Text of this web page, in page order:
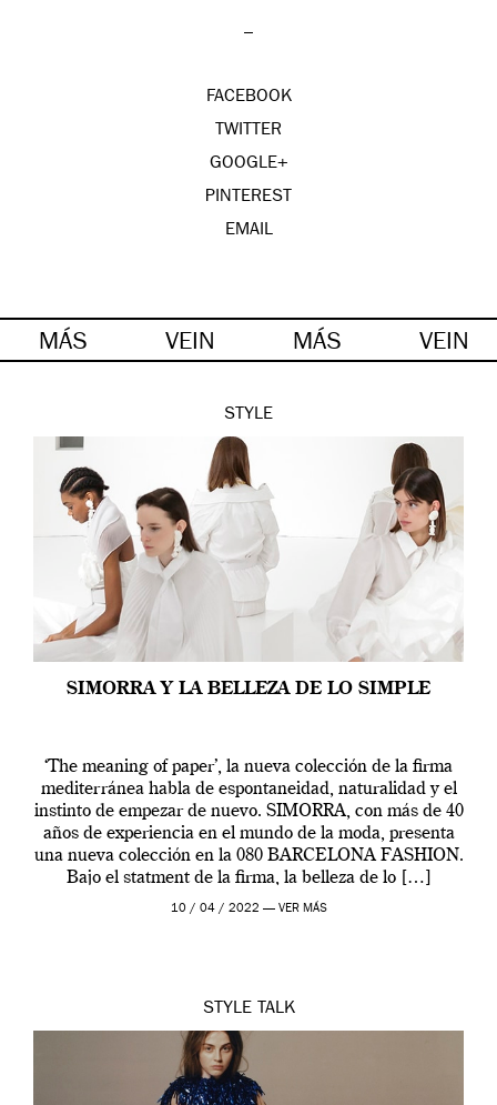
FACEBOOK
TWITTER
GOOGLE+
PINTEREST
EMAIL
MÁS VEIN MÁS VEIN
STYLE
SIMORRA Y LA BELLEZA DE LO SIMPLE
‘The meaning of paper’, la nueva colección de la firma
mediterránea habla de espontaneidad, naturalidad y el
instinto de empezar de nuevo. SIMORRA, con más de 40
años de experiencia en el mundo de la moda, presenta
una nueva colección en la 080 BARCELONA FASHION.
Bajo el statment de la firma, la belleza de lo […]
10 / 04 / 2022 — VER MÁS
STYLE TALK